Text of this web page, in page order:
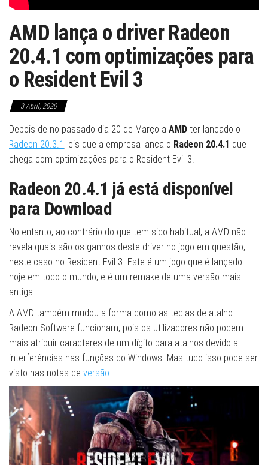
AMD lança o driver Radeon
20.4.1 com optimizações para
o Resident Evil 3
3 Abril, 2020
Depois de no passado dia 20 de Março a AMD ter lançado o
Radeon 20.3.1 , eis que a empresa lança o Radeon 20.4.1 que
chega com optimizações para o Resident Evil 3.
Radeon 20.4.1 já está disponível
para Download
No entanto, ao contrário do que tem sido habitual, a AMD não
revela quais são os ganhos deste driver no jogo em questão,
neste caso no Resident Evil 3. Este é um jogo que é lançado
hoje em todo o mundo, e é um remake de uma versão mais
antiga.
A AMD também mudou a forma como as teclas de atalho
Radeon Software funcionam, pois os utilizadores não podem
mais atribuir caracteres de um dígito para atalhos devido a
interferências nas funções do Windows. Mas tudo isso pode ser
visto nas notas de versão .